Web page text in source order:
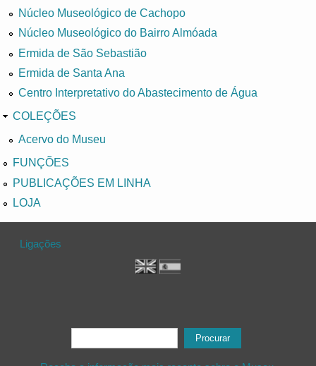
Núcleo Museológico de Cachopo
Núcleo Museológico do Bairro Almóada
Ermida de São Sebastião
Ermida de Santa Ana
Centro Interpretativo do Abastecimento de Água
COLEÇÕES
Acervo do Museu
FUNÇÕES
PUBLICAÇÕES EM LINHA
LOJA
Ligações
Formulário de procura